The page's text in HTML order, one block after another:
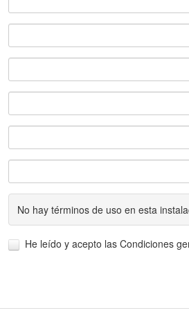
No hay términos de uso en esta
He leído y acepto las Condiciones